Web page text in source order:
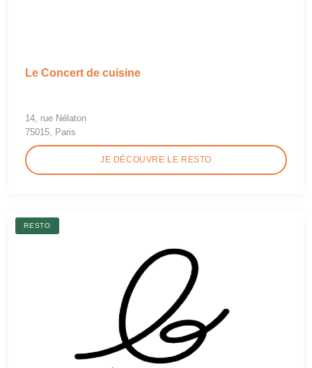
Le Concert de cuisine
14, rue Nélaton
75015, Paris
JE DÉCOUVRE LE RESTO
RESTO